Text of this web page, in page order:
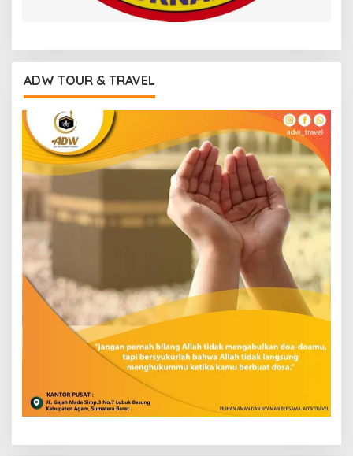
ADW TOUR & TRAVEL